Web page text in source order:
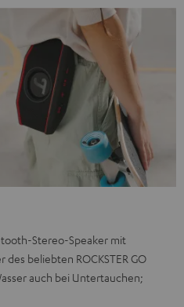
Stereo-Speaker mit
beliebten ROCKSTER GO
auch bei Untertauchen;